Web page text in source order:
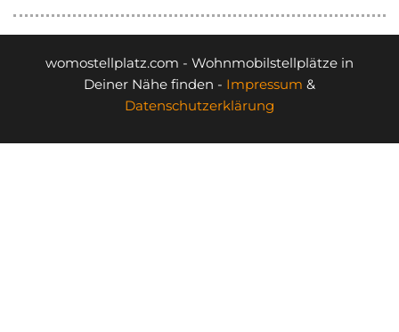
womostellplatz.com - Wohnmobilstellplätze in
Deiner Nähe finden - Impressum &
Datenschutzerklärung